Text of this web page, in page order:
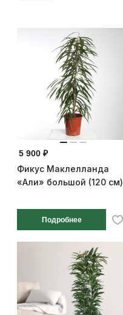
5 900 ₽
Фикус Маклелланда
«Али» большой (120 см)
Подробнее